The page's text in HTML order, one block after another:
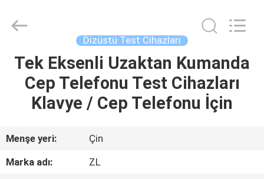
EV
ÜRÜN:%
VİDEOLAR
Technology
Reserved.
Dizüstü Test Cihazları
Tek Eksenli Uzaktan Kumanda
Cep Telefonu Test Cihazları
Klavye / Cep Telefonu İçin
Menşe yeri:
Çin
Marka adı:
ZL